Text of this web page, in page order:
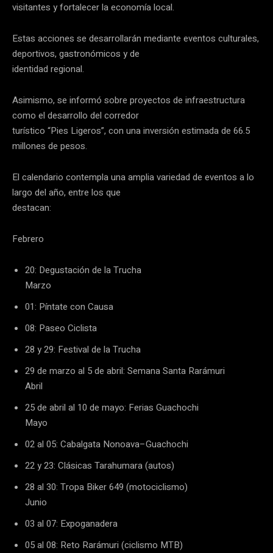
visitantes y fortalecer la economía local.
Estas acciones se desarrollarán mediante eventos culturales,
deportivos, gastronómicos y de
identidad regional.
Asimismo, se informó sobre proyectos de infraestructura
como el desarrollo del corredor
turístico “Pies Ligeros”, con una inversión estimada de 66.5
millones de pesos.
El calendario contempla una amplia variedad de eventos a lo
largo del año, entre los que
destacan:
Febrero
20: Degustación de la Trucha
Marzo
01: Píntate con Causa
08: Paseo Ciclista
28 y 29: Festival de la Trucha
29 de marzo al 5 de abril: Semana Santa Rarámuri
Abril
25 de abril al 10 de mayo: Ferias Guachochi
Mayo
02 al 05: Cabalgata Nonoava–Guachochi
22 y 23: Clásicas Tarahumara (autos)
28 al 30: Tropa Biker 649 (motociclismo)
Junio
03 al 07: Expoganadera
05 al 08: Reto Rarámuri (ciclismo MTB)